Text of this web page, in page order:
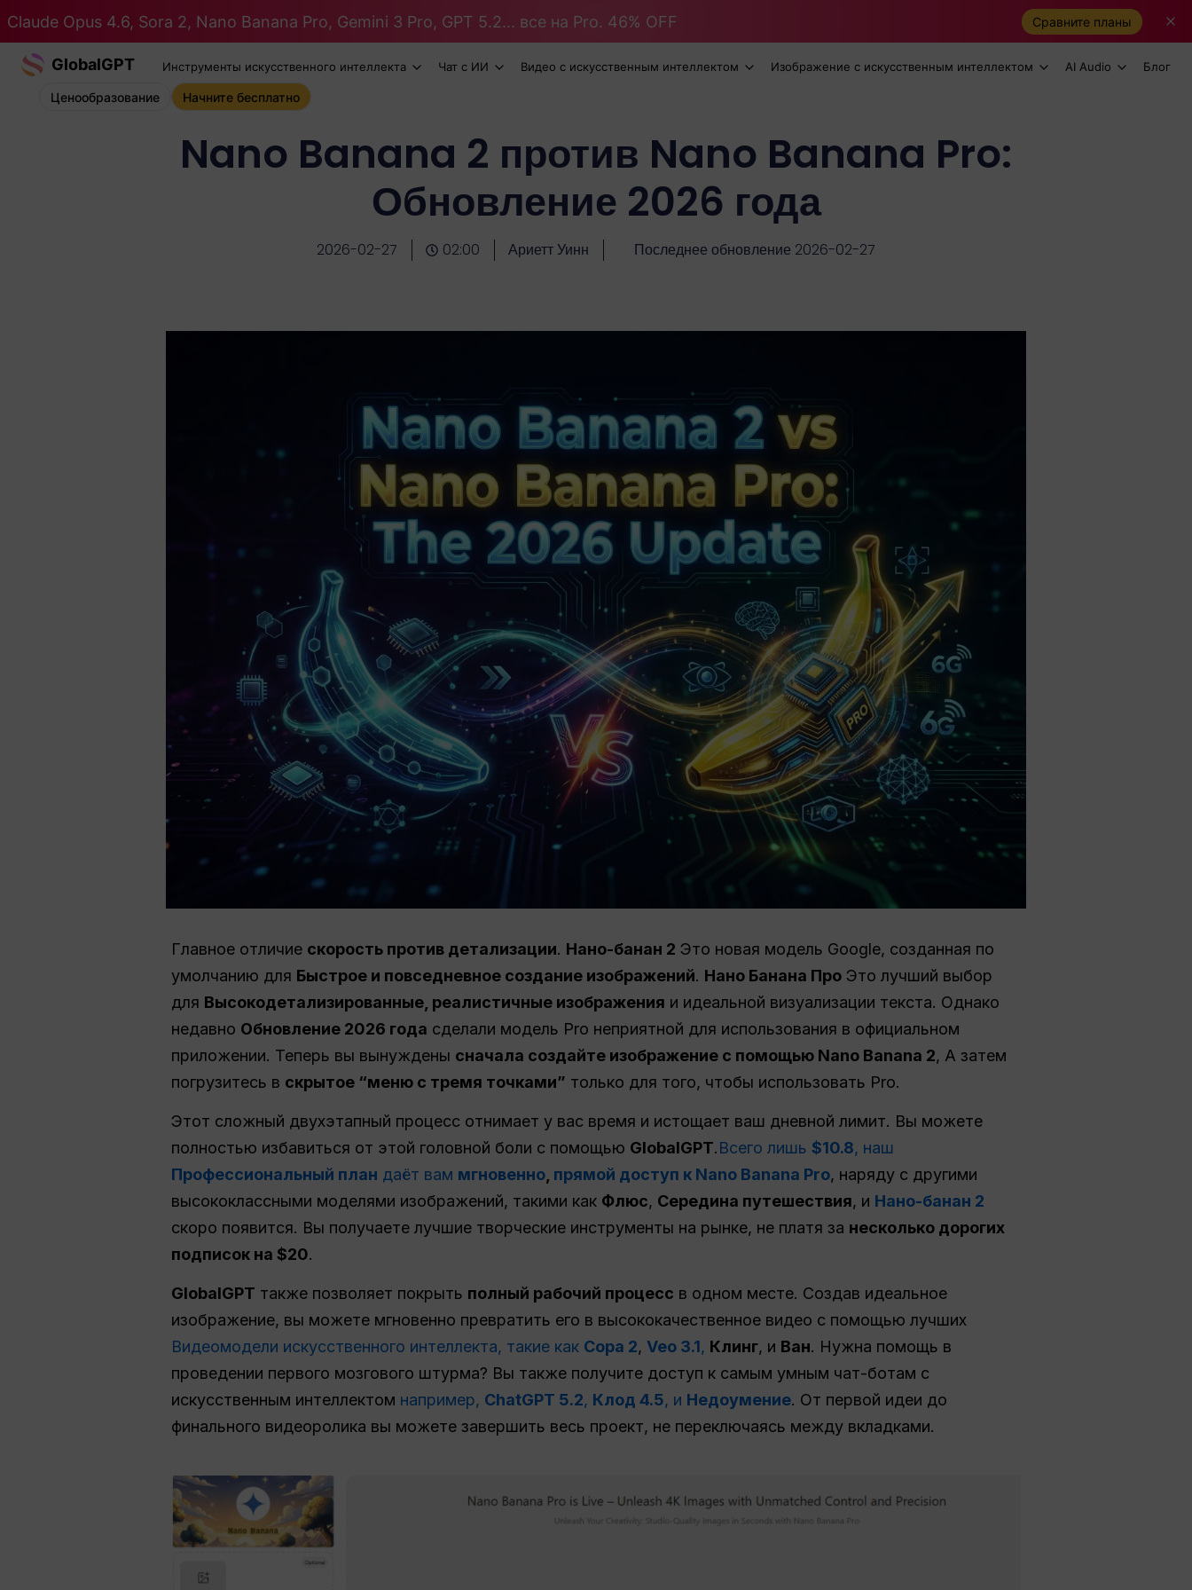
Claude Opus 4.6, Sora 2, Nano Banana Pro, Gemini 3 Pro, GPT 5.2... все на Pro. 46% OFF Сравните планы
GlobalGPT Инструменты искусственного интеллекта Чат с ИИ Видео с искусственным интеллектом Изображение с искусственным интеллектом AI Audio Блог
Ценообразование Начните бесплатно
Nano Banana 2 против Nano Banana Pro:
Обновление 2026 года
2026-02-27 02:00 Ариетт Уинн Последнее обновление 2026-02-27
Главное отличие скорость против детализации. Нано-банан 2 Это новая модель Google, созданная по
умолчанию для Быстрое и повседневное создание изображений. Нано Банана Про Это лучший выбор
для Высокодетализированные, реалистичные изображения и идеальной визуализации текста. Однако
недавно Обновление 2026 года сделали модель Pro неприятной для использования в официальном
приложении. Теперь вы вынуждены сначала создайте изображение с помощью Nano Banana 2, А затем
погрузитесь в скрытое “меню с тремя точками” только для того, чтобы использовать Pro.
Этот сложный двухэтапный процесс отнимает у вас время и истощает ваш дневной лимит. Вы можете
полностью избавиться от этой головной боли с помощью GlobalGPT.Всего лишь $10.8, наш
Профессиональный план даёт вам мгновенно прямой доступ к Nano Banana Pro, наряду с другими
высококлассными моделями изображений, такими как Флюс, Середина путешествия, и Нано-банан 2
скоро появится. Вы получаете лучшие творческие инструменты на рынке, не платя за несколько дорогих
подписок на $20.
GlobalGPT также позволяет покрыть полный рабочий процесс в одном месте. Создав идеальное
изображение, вы можете мгновенно превратить его в высококачественное видео с помощью лучших
Видеомодели искусственного интеллекта, такие как Сора 2, Veo 3.1, Клинг, и Ван. Нужна помощь в
проведении первого мозгового штурма? Вы также получите доступ к самым умным чат-ботам с
искусственным интеллектом например, ChatGPT 5.2, Клод 4.5, и Недоумение. От первой идеи до
финального видеоролика вы можете завершить весь проект, не переключаясь между вкладками.